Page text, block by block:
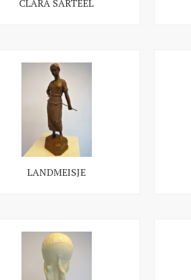
CLARA SARTEEL
LANDMEISJE